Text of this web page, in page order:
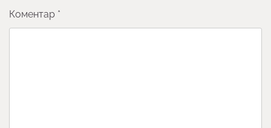
Коментар *